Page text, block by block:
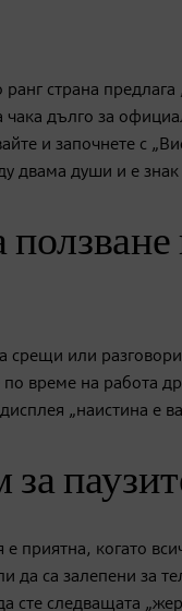
страна
дълго за
и започнете с
двама души и е
срещи или
време на работа
„наистина е
приятна, когато
да са залепени за
сте следващата